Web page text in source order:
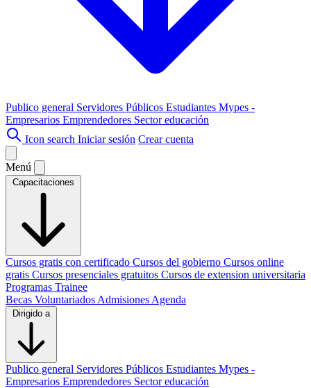
Publico general Servidores Públicos Estudiantes Mypes -
Empresarios Emprendedores Sector educación
Icon search Iniciar sesión Crear cuenta
Menú
Capacitaciones
Cursos gratis con certificado Cursos del gobierno Cursos online
gratis Cursos presenciales gratuitos Cursos de extension universitaria
Programas Trainee
Becas Voluntariados Admisiones Agenda
Dirigido a
Publico general Servidores Públicos Estudiantes Mypes -
Empresarios Emprendedores Sector educación